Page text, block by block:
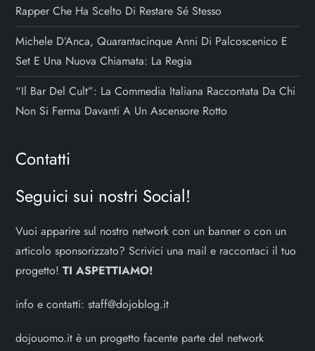
Rapper Che Ha Scelto Di Restare Sé Stesso
Michele D’Anca, Quarantacinque Anni Di Palcoscenico E
Set E Una Nuova Chiamata: La Regia
“Il Bar Del Cult”: La Commedia Italiana Raccontata Da Chi
Non Si Ferma Davanti A Un Ascensore Rotto
Contatti
Seguici sui nostri Social!
Vuoi apparire sul nostro network con un banner o con un
articolo sponsorizzato? Scrivici una mail e raccontaci il tuo
progetto!TI ASPETTIAMO!
info e contatti:staff@dojoblog.it
dojouomo.it è un progetto facente parte del network